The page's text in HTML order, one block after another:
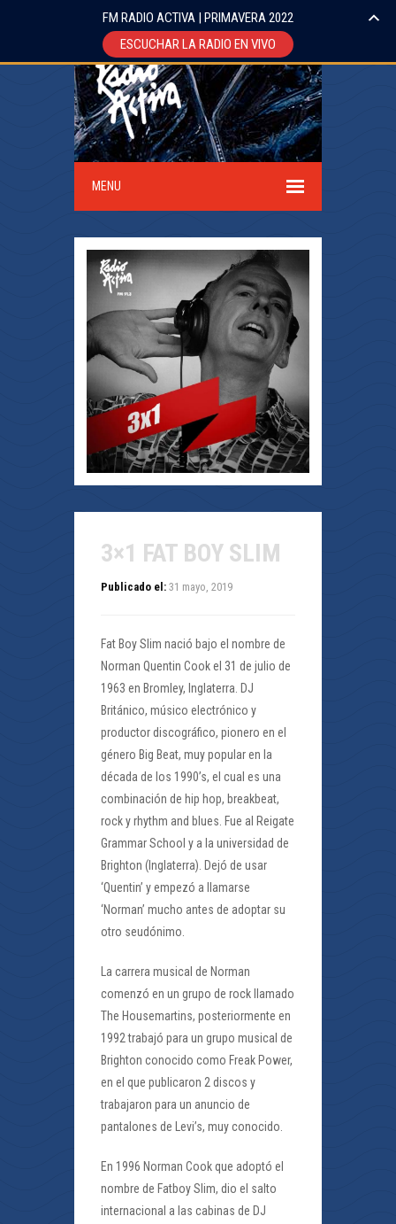
MENU
3×1 FAT BOY SLIM
Publicado el: 31 mayo, 2019
Fat Boy Slim nació bajo el nombre de
Norman Quentin Cook el 31 de julio de
1963 en Bromley, Inglaterra. DJ
Británico, músico electrónico y
productor discográfico, pionero en el
género Big Beat, muy popular en la
década de los 1990’s, el cual es una
combinación de hip hop, breakbeat,
rock y rhythm and blues. Fue al Reigate
Grammar School y a la universidad de
Brighton (Inglaterra). Dejó de usar
‘Quentin’ y empezó a llamarse
‘Norman’ mucho antes de adoptar su
otro seudónimo.
La carrera musical de Norman
comenzó en un grupo de rock llamado
The Housemartins, posteriormente en
1992 trabajó para un grupo musical de
Brighton conocido como Freak Power,
en el que publicaron 2 discos y
trabajaron para un anuncio de
pantalones de Levi’s, muy conocido.
En 1996 Norman Cook que adoptó el
nombre de Fatboy Slim, dio el salto
internacional a las cabinas de DJ
FM RADIO ACTIVA | PRIMAVERA 2022
ESCUCHAR LA RADIO EN VIVO